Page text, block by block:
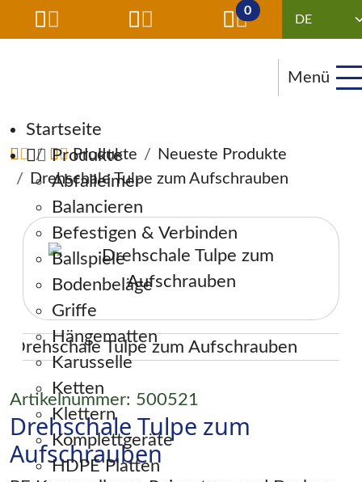
0
Menü
Navigation überspringen
Startseite
Produkte
Abfalleimer
Balancieren
Befestigen & Verbinden
Ballspiele
Bodenbeläge
Griffe
Hängematten
Karusselle
Ketten
Klettern
Komplettgeräte
HDPE Platten
Produkte
Neueste Produkte
Drehschale Tulpe zum Aufschrauben
Artikelnummer: 500521
Drehschale Tulpe zum
Aufschrauben